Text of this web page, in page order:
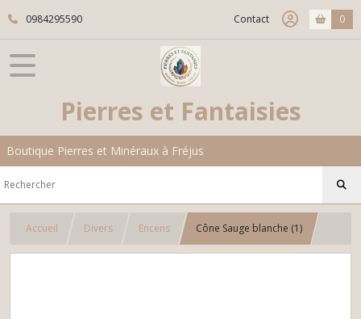
0984295590 Contact 0
Pierres et Fantaisies
Boutique Pierres et Minéraux à Fréjus
Accueil Divers Encens Cône Sauge blanche (1)